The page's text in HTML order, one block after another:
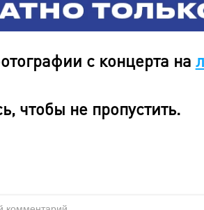
с концерта на
чтобы не пропустить.